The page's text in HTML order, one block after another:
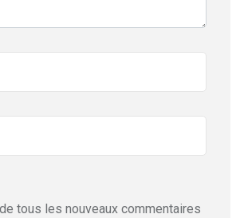
tous les nouveaux commentaires